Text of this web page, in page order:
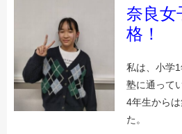
奈良女
格！
私は、小学
塾に通って
4年生から
た。